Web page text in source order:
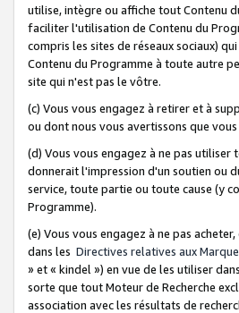
utilise, intègre ou affiche tout Contenu
faciliter l'utilisation de Contenu du
compris les sites de réseaux sociaux)
Contenu du Programme à toute autre
site qui n'est pas le vôtre.
(c) Vous vous engagez à retirer et à
ou dont nous vous avertissons que
(d) Vous vous engagez à ne pas
donnerait l'impression d'un soutien ou
service, toute partie ou toute cause (y
Programme).
(e) Vous vous engagez à ne pas
dans les Directives relatives aux
» et « kindel ») en vue de les utiliser
sorte que tout Moteur de Recherche
association avec les résultats de